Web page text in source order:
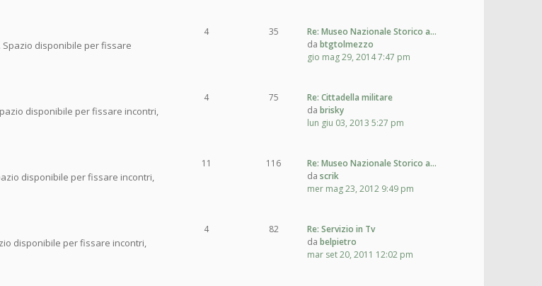
disponibile per fissare
4 35
Re: Museo Nazionale Storico a…
da btgtolmezzo
gio mag 29, 2014 7:47 pm
disponibile per fissare incontri,
4 75
Re: Cittadella militare
da brisky
lun giu 03, 2013 5:27 pm
disponibile per fissare incontri,
11 116
Re: Museo Nazionale Storico a…
da scrik
mer mag 23, 2012 9:49 pm
disponibile per fissare incontri,
4 82
Re: Servizio in Tv
da belpietro
mar set 20, 2011 12:02 pm